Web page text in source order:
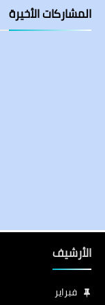
المشاركات الأخيرة
الأرشيف
فبراير